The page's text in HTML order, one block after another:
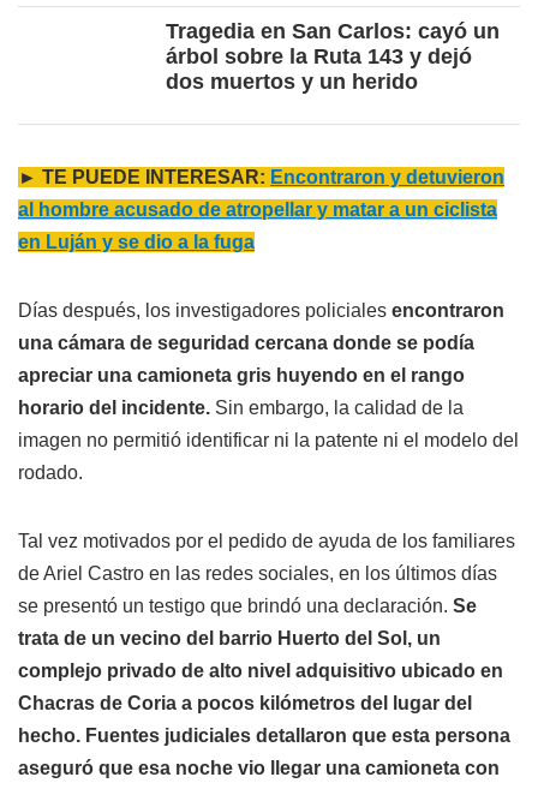
Tragedia en San Carlos: cayó un
árbol sobre la Ruta 143 y dejó
dos muertos y un herido
► TE PUEDE INTERESAR: Encontraron y detuvieron
al hombre acusado de atropellar y matar a un ciclista
en Luján y se dio a la fuga
Días después, los investigadores policiales encontraron
una cámara de seguridad cercana donde se podía
apreciar una camioneta gris huyendo en el rango
horario del incidente. Sin embargo, la calidad de la
imagen no permitió identificar ni la patente ni el modelo del
rodado.
Tal vez motivados por el pedido de ayuda de los familiares
de Ariel Castro en las redes sociales, en los últimos días
se presentó un testigo que brindó una declaración. Se
trata de un vecino del barrio Huerto del Sol, un
complejo privado de alto nivel adquisitivo ubicado en
Chacras de Coria a pocos kilómetros del lugar del
hecho. Fuentes judiciales detallaron que esta persona
aseguró que esa noche vio llegar una camioneta con